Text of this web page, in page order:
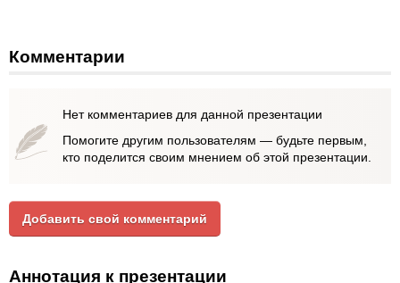
Комментарии
Нет комментариев для данной презентации
Помогите другим пользователям — будьте первым,
кто поделится своим мнением об этой презентации.
Добавить свой комментарий
Аннотация к презентации